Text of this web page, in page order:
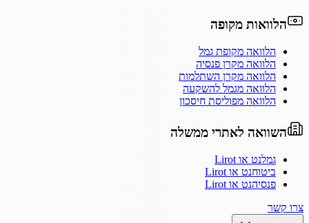
הלוואות מקופה
הלוואה מקופת גמל
הלוואה מקרן פנסיה
הלוואה מקרן השתלמות
הלוואה מגמל להשקעה
הלוואה מפוליסת חיסכון
השוואה לאתרי ממשלה
גמלנט או Lirot
ביטוחנט או Lirot
פנסיהנט או Lirot
צרו קשר